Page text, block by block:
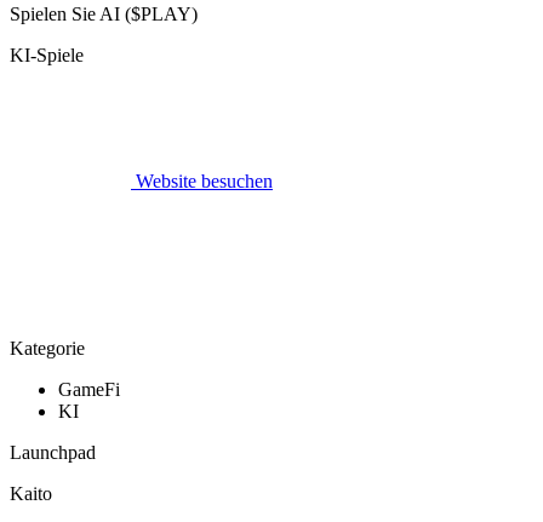
Spielen Sie AI ($PLAY)
KI-Spiele
Website besuchen
Kategorie
GameFi
KI
Launchpad
Kaito